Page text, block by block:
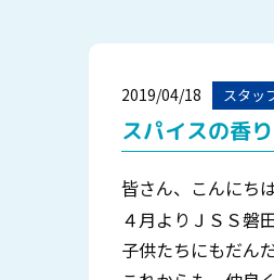
2019/04/18 スタッ
スパイスの香
皆さん、こんにち
４月よりＪＳＳ磐
子供たちにもだん